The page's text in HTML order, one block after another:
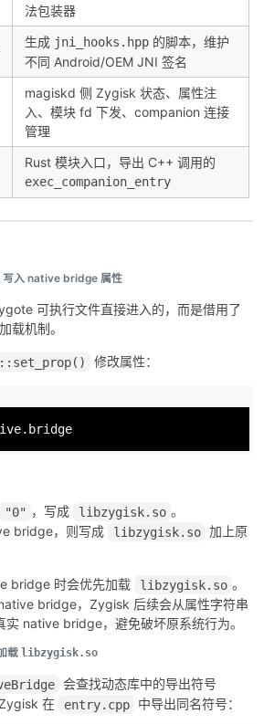
法包装器
生成 jni_hooks.hpp的脚本，维护
不同 Android/OEM JNI 签名
magiskd 侧 Zygisk 状态、属性注
入、模块 fd 下发、companion 连接
管理
Rust 模块入口，导出 C++ 调用的
exec_companion_entry
写入 native bridge 属性
可执行文件直接进入的，而是借用了
载机制。
修改属性：
"0" ，写成 libzygisk.so 。
bridge，则写成
libzygisk.so 加上原
bridge 时会优先加载 libzygisk.so 。
bridge，Zygisk 后续会从属性字符串
实 native bridge，避免破坏原系统行为。
载 libzygisk.so
会查找动态库中的导出符号
在 entry.cpp 中导出同名符号：